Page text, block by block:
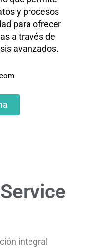
y procesos
para ofrecer
a través de
avanzados.
integral